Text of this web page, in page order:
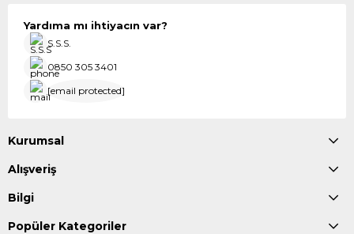
Yardıma mı ihtiyacın var?
S.S.S.
0850 305 3401
[email protected]
Kurumsal
Alışveriş
Bilgi
Popüler Kategoriler